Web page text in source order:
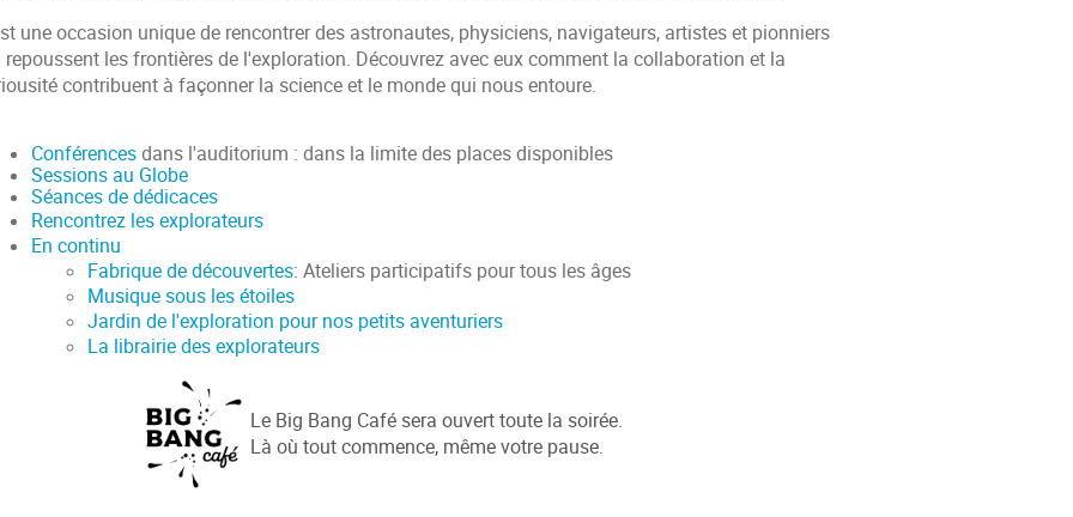
une occasion unique de rencontrer des astronautes, physiciens, navigateurs, artistes et pionniers
repoussent les frontières de l'exploration. Découvrez avec eux comment la collaboration et la
contribuent à façonner la science et le monde qui nous entoure.
Conférences dansl'auditorium : dans la limite des places disponibles
Sessions au Globe
Séances de dédicaces
Rencontrez les explorateurs
En continu
Fabrique de découvertes: Ateliers participatifs pour tous les âges
Musique sous les étoiles
Jardin de l'exploration pour nos petits aventuriers
La librairie des explorateurs
Le Big Bang Café sera ouvert toute la soirée.
Là où tout commence, même votre pause.